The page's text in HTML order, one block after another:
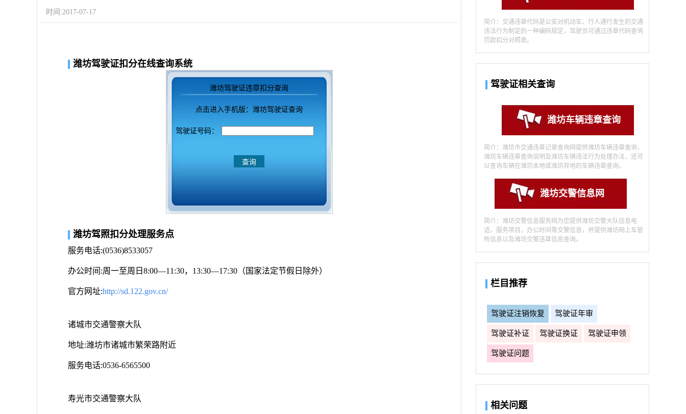
时间:2017-07-17
潍坊驾驶证扣分在线查询系统
潍坊驾驶证违章扣分查询
点击进入手机版：潍坊驾驶证查询
驾驶证号码：
潍坊驾照扣分处理服务点
服务电话:(0536)8533057
办公时间:周一至周日8:00—11:30，13:30—17:30（国家法定节假日除外）
官方网址:http://sd.122.gov.cn/
诸城市交通警察大队
地址:潍坊市诸城市繁荣路附近
服务电话:0536-6565500
寿光市交通警察大队
简介：交通违章代码是公安对机动车、行人通行发生的交通
违法行为制定的一种编码规定，驾驶员可通过违章代码查询
罚款扣分对照表。
驾驶证相关查询
潍坊车辆违章查询
简介：潍坊市交通违章记录查询网提供潍坊车辆违章查询，
潍坊车辆违章查询说明及潍坊车辆违法行为处理办法，还可
以查询车辆在潍坊本地或潍坊异地的车辆违章查询。
潍坊交警信息网
简介：潍坊交警信息服务网为您提供潍坊交警大队信息电
话，服务项目，办公时间等交警信息，并提供潍坊网上车管
所信息以及潍坊交警违章信息查询。
栏目推荐
驾驶证注销恢复 驾驶证年审
驾驶证补证 驾驶证换证 驾驶证申领
驾驶证问题
相关问题